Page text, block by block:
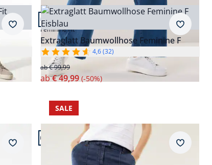
Merkzettel
Artikel 16 von 20.
Passform Feminine Fit.
Feminine Fit
Extraglatt Baumwollhose Feminine F
4,6 (32)
ab € 99,99
ab€ 49,99 (-50%)
Merkzettel
Artikel 20 von 20.
Passform Regular Fit.
SALE
Regular Fit
Marlene Jeans mit Biese